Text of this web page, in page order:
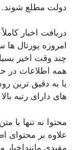
دولت مطلع شوند.
دریافت اخبار
امروزه پورتال
چند وقت اخیر
همه اطلاعات در
یا به دقیق ترین
های دارای رتبه
محتوا نه تنها با
علاوه بر محتوای
مفیدی